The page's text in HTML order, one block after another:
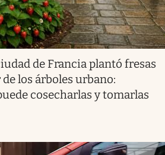
de Francia plantó fresas
los árboles urbano:
cosecharlas y tomarlas